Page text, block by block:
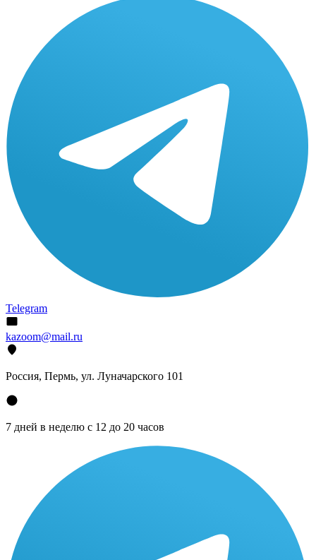
Telegram
kazoom@mail.ru
Россия, Пермь, ул. Луначарского 101
7 дней в неделю с 12 до 20 часов